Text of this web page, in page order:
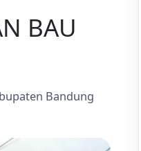
BAU
Bandung